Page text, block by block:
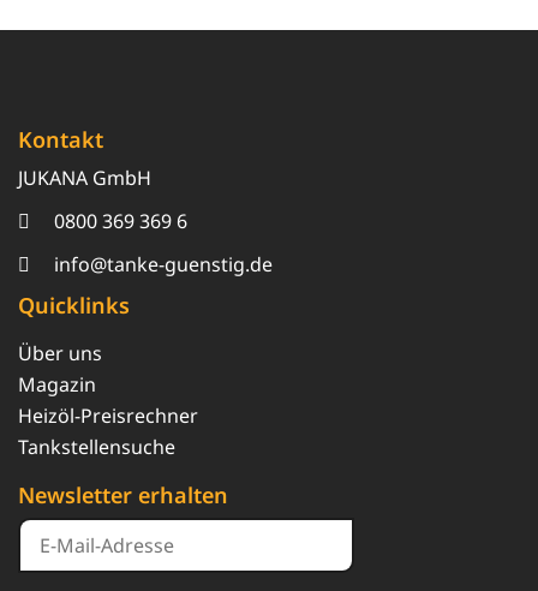
Kontakt
JUKANA GmbH
0800 369 369 6
info@tanke-guenstig.de
Quicklinks
Über uns
Magazin
Heizöl-Preisrechner
Tankstellensuche
Newsletter erhalten